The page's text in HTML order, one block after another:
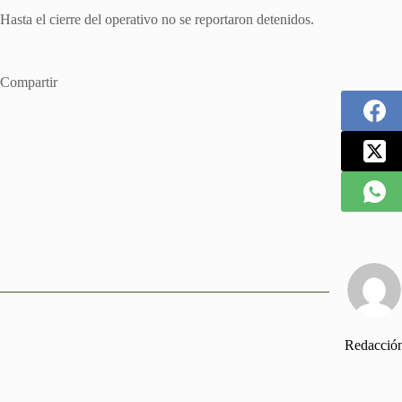
Hasta el cierre del operativo no se reportaron detenidos.
Compartir